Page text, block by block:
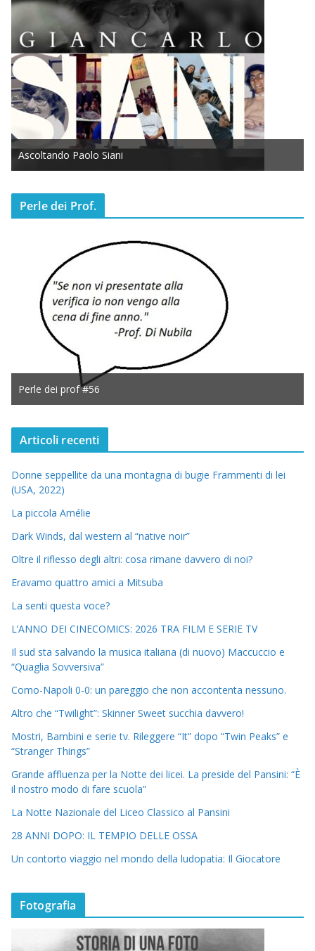
Ascoltando Paolo Siani
Perle dei Prof.
Perle dei prof #56
Articoli recenti
Donne seppellite da una montagna di bugie Frammenti di lei
(USA, 2022)
La piccola Amélie
Dark Winds, dal western al “native noir”
Oltre il riflesso degli altri: cosa rimane davvero di noi?
Eravamo quattro amici a Mitsuba
La senti questa voce?
L’ANNO DEI CINECOMICS: 2026 TRA FILM E SERIE TV
Il sud sta salvando la musica italiana (di nuovo) Maccuccio e
“Quaglia Sovversiva”
Como-Napoli 0-0: un pareggio che non accontenta nessuno.
Altro che “Twilight”: Skinner Sweet succhia davvero!
Mostri, Bambini e serie tv. Rileggere “It” dopo “Twin Peaks” e
“Stranger Things”
Grande affluenza per la Notte dei licei. La preside del Pansini: “È
il nostro modo di fare scuola”
La Notte Nazionale del Liceo Classico al Pansini
28 ANNI DOPO: IL TEMPIO DELLE OSSA
Un contorto viaggio nel mondo della ludopatia: Il Giocatore
Fotografia